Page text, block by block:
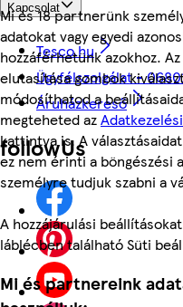
Mi és 18 partnerünk
adatokat vagy egyedi
hozzáférhetünk azokhoz.
elutasítása gombok
módosíthatod a
megteheted az
kattintva is. A
ez nem érinti a böngészési
személyre tudjuk szabni a
A hozzájárulási
láblécben található Süti
Mi és partnereink
Kapcsolat
Tesco.hu
Ügyfélszolgálat -
Áruházkereső
followUs